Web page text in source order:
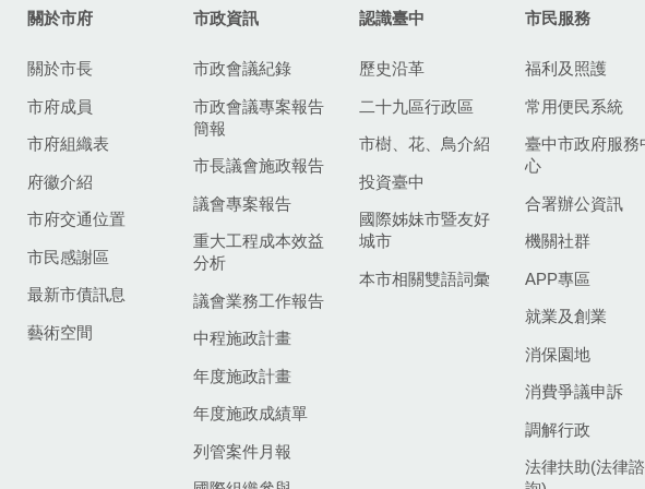
關於市府
關於市長
市府成員
市府組織表
府徽介紹
市府交通位置
市民感謝區
最新市債訊息
藝術空間
市政資訊
市政會議紀錄
市政會議專案報告
簡報
市長議會施政報告
議會專案報告
重大工程成本效益
分析
議會業務工作報告
中程施政計畫
年度施政計畫
年度施政成績單
列管案件月報
認識臺中
歷史沿革
二十九區行政區
市樹、花、鳥介紹
投資臺中
國際姊妹市暨友好
城市
本市相關雙語詞彙
市民服務
福利及照護
常用便民系統
臺中市政府服務
心
合署辦公資訊
機關社群
APP專區
就業及創業
消保園地
消費爭議申訴
調解行政
法律扶助(法律諮